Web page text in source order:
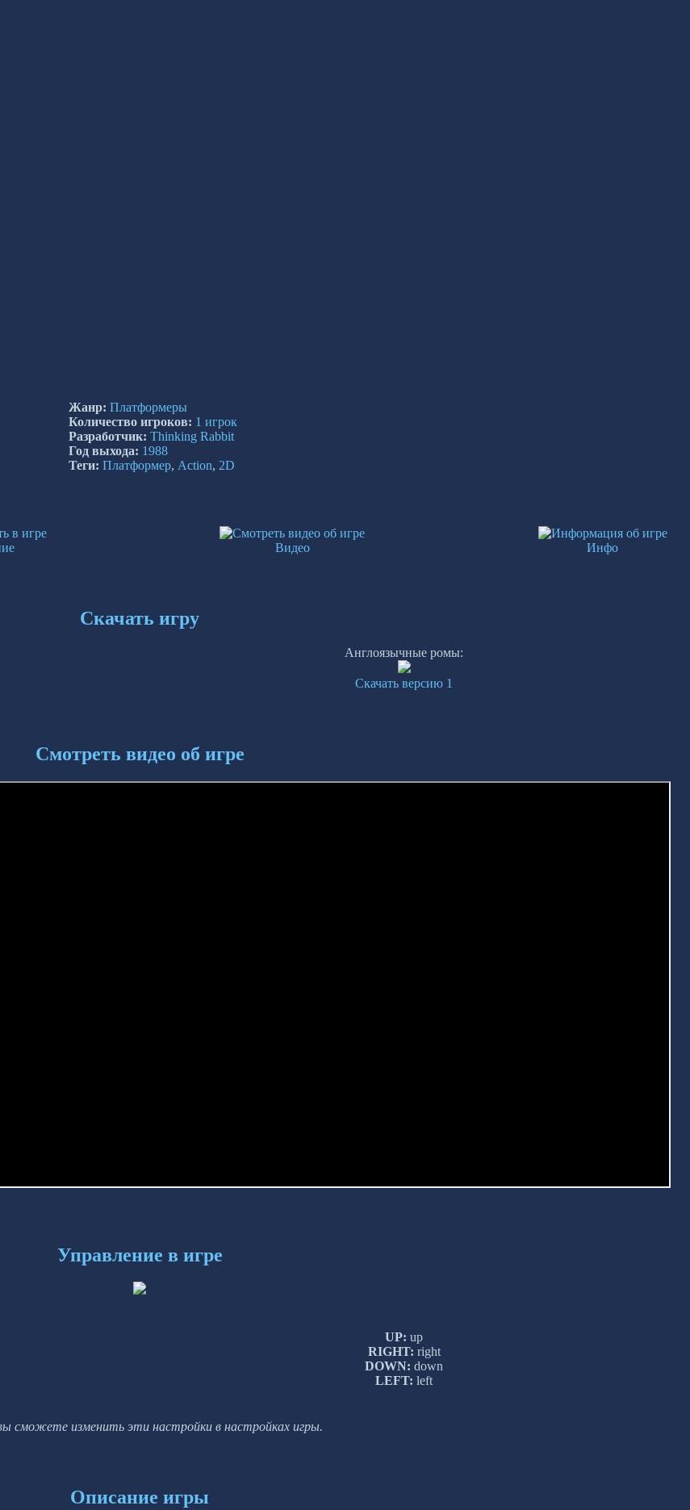
Жанр: Платформеры
Количество игроков: 1 игрок
Разработчик: Thinking Rabbit
Год выхода: 1988
Теги: Платформер, Action, 2D
Видео Инфо
Скачать игру
Англоязычные ромы:
Скачать версию 1
Смотреть видео об игре
Управление в игре
UP: up
RIGHT: right
DOWN: down
LEFT: left
сможете изменить эти настройки в настройках игры.
Описание игры